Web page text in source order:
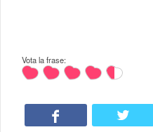
Vota la frase: